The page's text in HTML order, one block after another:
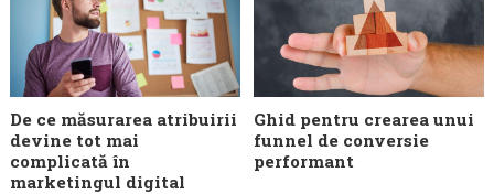
De ce măsurarea atribuirii
devine tot mai
complicată în
marketingul digital
Ghid pentru crearea unui
funnel de conversie
performant